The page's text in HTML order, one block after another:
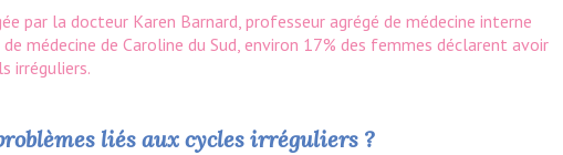
par la docteur Karen Barnard, professeur agrégé de médecine interne
de médecine de Caroline du Sud, environ 17% des femmes déclarent avoir
irréguliers.
liés aux cycles irréguliers ?